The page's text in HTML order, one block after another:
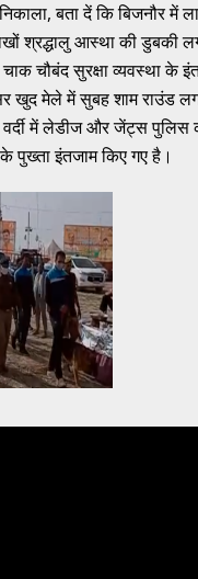
बता दें कि बिजनौर में
श्रद्धालु आस्था की डुबकी
चौबंद सुरक्षा व्यवस्था के
खुद मेले में सुबह शाम राउंड
वर्दी में लेडीज और जेंट्स
इंतजाम किए गए है।